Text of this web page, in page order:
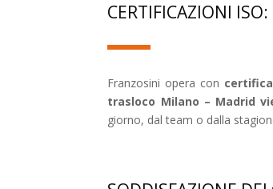
CERTIFICAZIONI
Franzosini opera con
trasloco Milano – Madrid
giorno, dal team o dalla